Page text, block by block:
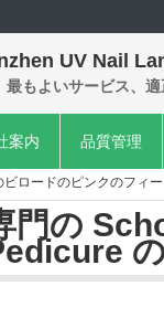
UV Nail
最もよいサービス、適
案内 品質管理
ロードのピンクのフィ
門の